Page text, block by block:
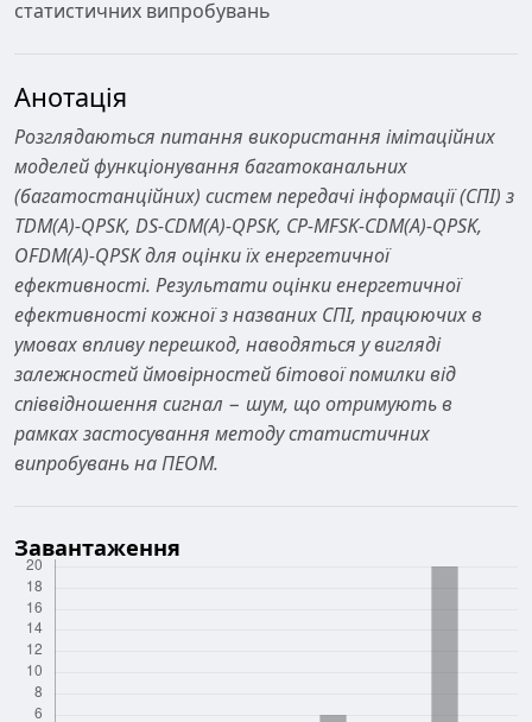
статистичних випробувань
Анотація
Розглядаються питання використання імітаційних
моделей функціонування багатоканальних
(багатостанційних) систем передачі інформації (СПІ) з
TDM(A)-QPSK, DS-CDM(A)-QPSK, CP-MFSK-CDM(A)-QPSK,
OFDM(А)-QPSK для оцінки їх енергетичної
ефективності. Результати оцінки енергетичної
ефективності кожної з названих СПІ, працюючих в
умовах впливу перешкод, наводяться у вигляді
залежностей ймовірностей бітової помилки від
співвідношення сигнал − шум, що отримують в
рамках застосування методу статистичних
випробувань на ПЕОМ.
Завантаження